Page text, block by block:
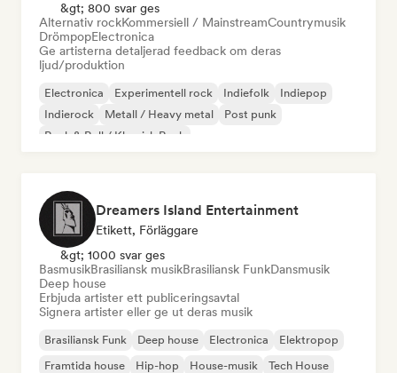
&gt; 800 svar ges
Alternativ rockKommersiell / MainstreamCountrymusik
DrömpopElectronica
Ge artisterna detaljerad feedback om deras
ljud/produktion
Electronica Experimentell rock Indiefolk
Indiepop
Indierock
Metall / Heavy metal
Post punk
Rock & Roll / Klassisk Rock
Dreamers Island Entertainment
Etikett, Förläggare
&gt; 1000 svar ges
BasmusikBrasiliansk musikBrasiliansk FunkDansmusik
Deep house
Erbjuda artister ett publiceringsavtal
Signera artister eller ge ut deras musik
Brasiliansk Funk Deep house Electronica
Elektropop
Framtida house
Hip-hop House-musik Tech House